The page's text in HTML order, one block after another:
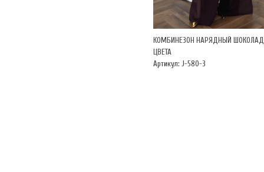
КОМБИНЕЗОН НАРЯДНЫЙ
ЦВЕТА
Артикул: J-580-3